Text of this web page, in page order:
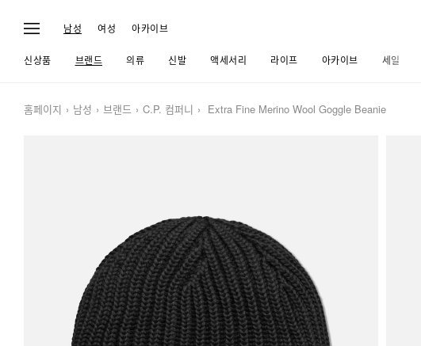
남성 여성 아카이브
신상품 브랜드 의류 신발 액세서리 라이프 아카이브 세일
홈페이지 남성 브랜드 C.P. 컴퍼니 Extra Fine Merino Wool Goggle Beanie